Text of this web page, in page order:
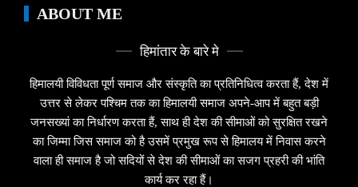
ABOUT ME
हिमांतार के बारे मे
हिमालयी विविधता पूर्ण समाज और संस्कृति का प्रतिनिधित्व करता हैं, देश में
उत्तर से लेकर पश्चिम तक का हिमालयी समाज अपने-आप में बहुत बड़ी
जनसख्यां का निर्धारण करता हैं, साथ ही देश की सीमाओं को सुरक्षित रखने
का जिम्मा जिस समाज को है उसमें प्रमुख रूप से हिमालय में निवास करने
वाला ही समाज है जो सदियों से देश की सीमाओं का सजग प्रहरी की भांति
कार्य कर रहा हैं।